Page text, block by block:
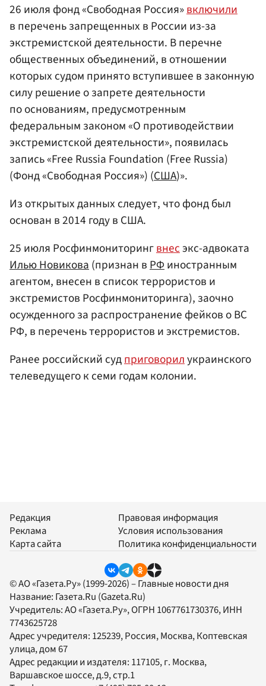
26 июля фонд «Свободная Россия»включили
в перечень запрещенных в России из-за
экстремистской деятельности. В перечне
общественных объединений, в отношении
которых судом принято вступившее в законную
силу решение о запрете деятельности
по основаниям, предусмотренным
федеральным законом «О противодействии
экстремистской деятельности», появилась
запись «Free Russia Foundation (Free Russia)
(Фонд «Свободная Россия») (США)».
Из открытых данных следует, что фонд был
основан в 2014 году в США.
25 июля Росфинмониторингвнесэкс-адвоката
Илью Новикова(признан вРФиностранным
агентом, внесен в список террористов и
экстремистов Росфинмониторинга), заочно
осужденного за распространение фейков о ВС
РФ, в перечень террористов и экстремистов.
Ранее российский судприговорилукраинского
телеведущего к семи годам колонии.
Редакция
Реклама
Карта сайта
Правовая информация
Условия использования
Политика конфиденциальности
© АО «Газета.Ру» (1999-2026) – Главные новости дня
Название: Газета.Ru (Gazeta.Ru)
Учредитель:АО «Газета.Ру», ОГРН 1067761730376, ИНН
7743625728
Адрес учредителя: 125239, Россия, Москва, Коптевская
улица, дом 67
Адрес редакции и издателя: 117105, г. Москва,
Варшавское шоссе, д.9, стр.1